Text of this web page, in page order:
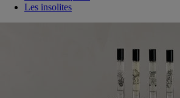
Les insolites